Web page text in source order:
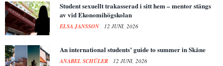
Student sexuellt trakasserad i sitt hem – mentor stängs
av vid Ekonomihögskolan
ELSA JANSSON 12 JUNI, 2026
An international students’ guide to summer in Skåne
ANABEL SCHÜLER 12 JUNI, 2026